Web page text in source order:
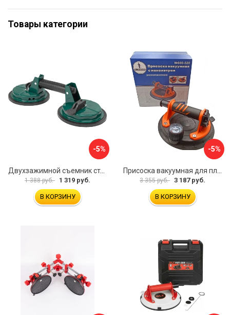
Товары категории
-5%
Двухзажимной съемник стекол Rockforce RF-63404(18564)
1 388 руб. 1 319 руб.
В КОРЗИНУ
-5%
3 355 руб. 3 187 руб.
В КОРЗИНУ